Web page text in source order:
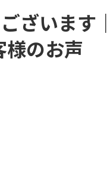
ざいます
様のお声